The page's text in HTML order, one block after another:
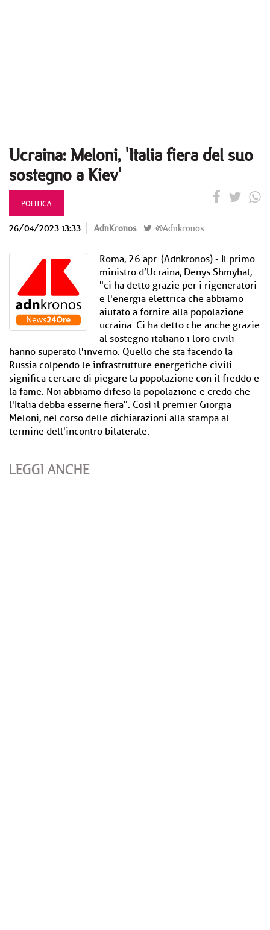
Ucraina: Meloni, 'Italia fiera del suo
sostegno a Kiev'
POLITICA
26/04/2023 13:33 AdnKronos @Adnkronos
Roma, 26 apr. (Adnkronos) - Il primo
ministro d’Ucraina, Denys Shmyhal,
"ci ha detto grazie per i rigeneratori
e l'energia elettrica che abbiamo
aiutato a fornire alla popolazione
ucraina. Ci ha detto che anche grazie
al sostegno italiano i loro civili
hanno superato l'inverno. Quello che sta facendo la
Russia colpendo le infrastrutture energetiche civili
significa cercare di piegare la popolazione con il freddo e
la fame. Noi abbiamo difeso la popolazione e credo che
l'Italia debba esserne fiera". Così il premier Giorgia
Meloni, nel corso delle dichiarazioni alla stampa al
termine dell'incontro bilaterale.
LEGGI ANCHE